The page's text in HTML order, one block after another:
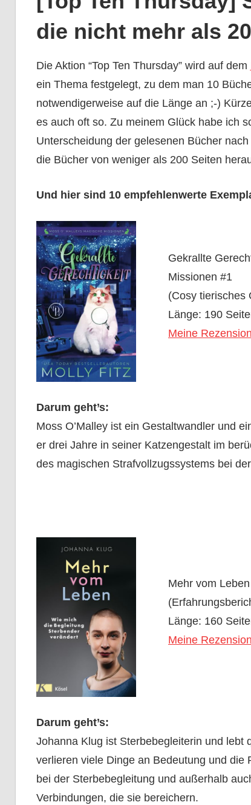
die nicht mehr als
Die Aktion “Top Ten Thursday” wird auf dem
ein Thema festgelegt, zu dem man 10
notwendigerweise auf die Länge an ;-)
es auch oft so. Zu meinem Glück habe ich
Unterscheidung der gelesenen Bücher
die Bücher von weniger als 200 Seiten
Und hier sind 10 empfehlenwerte
Gekrallte
Missionen #1
(Cosy tierisches
Länge: 190
Meine Rezension
Darum geht’s:
Moss O’Malley ist ein Gestaltwandler und
er drei Jahre in seiner Katzengestalt im
des magischen Strafvollzugssystems bei
Mehr vom
Länge: 160
Meine Rezension
Darum geht’s:
Johanna Klug ist Sterbebegleiterin und lebt
verlieren viele Dinge an Bedeutung und die
bei der Sterbebegleitung und außerhalb
Verbindungen, die sie bereichern.